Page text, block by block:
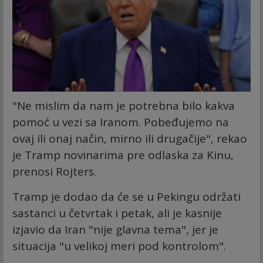
"Ne mislim da nam je potrebna bilo kakva
pomoć u vezi sa Iranom. Pobeđujemo na
ovaj ili onaj način, mirno ili drugačije", rekao
je Tramp novinarima pre odlaska za Kinu,
prenosi Rojters.
Tramp je dodao da će se u Pekingu održati
sastanci u četvrtak i petak, ali je kasnije
izjavio da Iran "nije glavna tema", jer je
situacija "u velikoj meri pod kontrolom".